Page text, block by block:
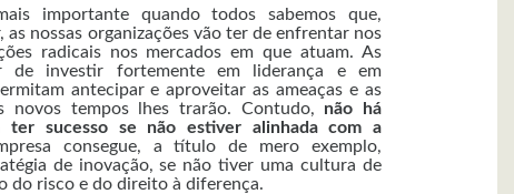
importante quando todos sabemos que,
as nossas organizações vão ter de enfrentar nos
radicais nos mercados em que atuam. As
de investir fortemente em liderança e em
antecipar e aproveitar as ameaças e as
novos tempos lhes trarão. Contudo, não há
ter sucesso se não estiver alinhada com a
consegue, a título de mero exemplo,
de inovação, se não tiver uma cultura de
do risco e do direito à diferença.